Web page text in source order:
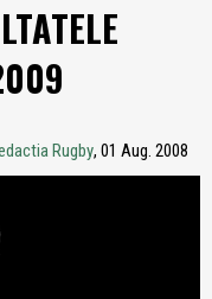
Rugby, 01 Aug. 2008